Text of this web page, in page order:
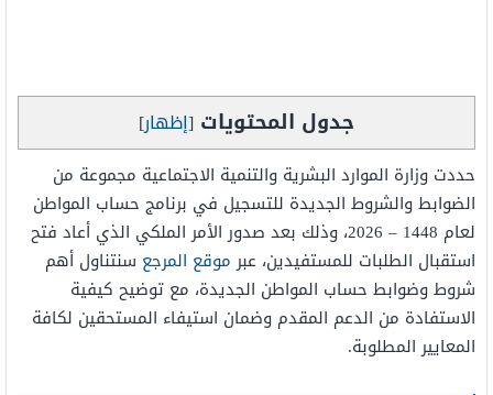
جدول المحتويات [إظهار]
حددت وزارة الموارد البشرية والتنمية الاجتماعية مجموعة من
الضوابط والشروط الجديدة للتسجيل في برنامج حساب المواطن
لعام 1448 – 2026، وذلك بعد صدور الأمر الملكي الذي أعاد فتح
استقبال الطلبات للمستفيدين، عبرموقع المرجع سنتناول أهم
شروط وضوابط حساب المواطن الجديدة، مع توضيح كيفية
الاستفادة من الدعم المقدم وضمان استيفاء المستحقين لكافة
المعايير المطلوبة.